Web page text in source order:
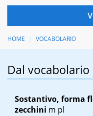
HOME VOCABOLARIO
Dal
Sostantivo, forma
zecchini m pl